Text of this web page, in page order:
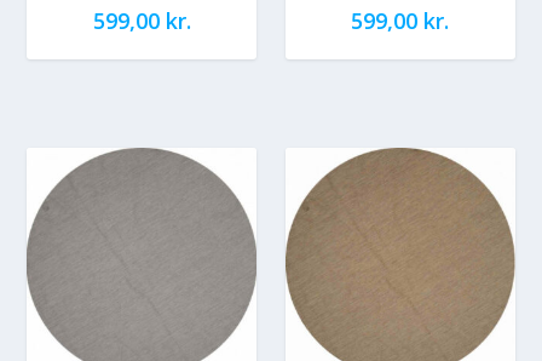
599,00 kr. 599,00 kr.